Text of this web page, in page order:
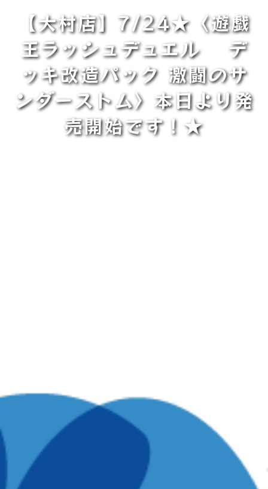
【大村店】7/24★〈遊戯
王ラッシュデュエル デ
ッキ改造パック 激闘のサ
ンダーストム〉本日より発
売開始です！★